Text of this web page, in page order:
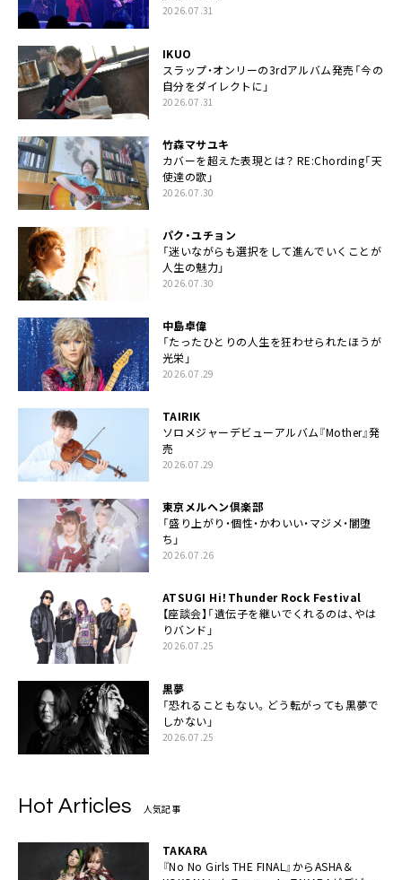
2026.07.31
IKUO
スラップ・オンリーの3rdアルバム発売「今の
自分をダイレクトに」
2026.07.31
竹森マサユキ
カバーを超えた表現とは？ RE:Chording「天
使達の歌」
2026.07.30
パク・ユチョン
「迷いながらも選択をして進んでいくことが
人生の魅力」
2026.07.30
中島卓偉
「たったひとりの人生を狂わせられたほうが
光栄」
2026.07.29
TAIRIK
ソロメジャーデビューアルバム『Mother』発
売
2026.07.29
東京メルヘン倶楽部
「盛り上がり・個性・かわいい・マジメ・闇堕
ち」
2026.07.26
ATSUGI Hi！Thunder Rock Festival
【座談会】「遺伝子を継いでくれるのは、やは
りバンド」
2026.07.25
黒夢
「恐れることもない。どう転がっても黒夢で
しかない」
2026.07.25
Hot Articles 人気記事
TAKARA
『No No Girls THE FINAL』からASHA＆